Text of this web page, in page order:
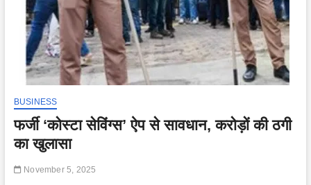
BUSINESS
फर्जी ‘कोस्टा सेविंग्स’ ऐप से सावधान, करोड़ों की ठगी
का खुलासा
November 5, 2025